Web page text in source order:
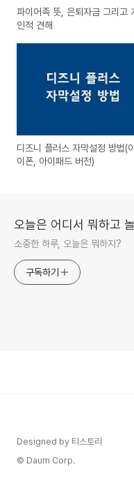
파이어족 뜻, 은퇴자금 그리고
인적 견해
디즈니 플러스 자막설정 방법(
이폰, 아이패드 버전)
오늘은 어디서 뭐하고
소중한 하루, 오늘은 뭐하지?
구독하기
Designed by 티스토리
© Daum Corp.